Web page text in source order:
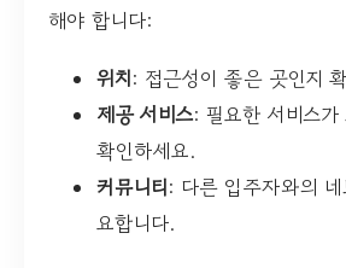
해야 합니다:
위치: 접근성이 좋은 곳인지
제공 서비스: 필요한 서비스
확인하세요.
커뮤니티: 다른 입주자와의
요합니다.